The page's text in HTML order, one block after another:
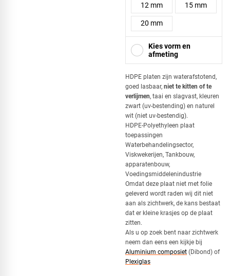
12 mm 15 mm
20 mm
Kies vorm en
afmeting
Vierkant
Driehoek
Rechthoek
Ovaal
HDPE platen zijn waterafstotend,
goed lasbaar, niet te kitten of te
verlijmen, taai en slagvast, kleuren
zwart (uv-bestending) en naturel
wit (niet uv-bestendig).
HDPE-Polyethyleen plaat
toepassingen
Waterbehandelingsector,
Viskwekerijen, Tankbouw,
apparatenbouw,
Voedingsmiddelenindustrie
Omdat deze plaat niet met folie
geleverd wordt raden wij dit niet
aan als zichtwerk, de kans bestaat
dat er kleine krasjes op de plaat
zitten.
Als u op zoek bent naar zichtwerk
neem dan eens een kijkje bij
Aluminium composiet (Dibond) of
Plexiglas